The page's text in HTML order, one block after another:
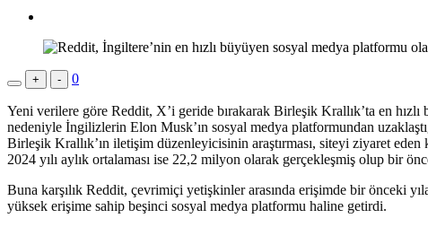
+ - 0
Yeni verilere göre Reddit, X’i geride bırakarak Birleşik Krallık’ta en
nedeniyle İngilizlerin Elon Musk’ın sosyal medya platformundan
Birleşik Krallık’ın iletişim düzenleyicisinin araştırması, siteyi ziyaret
2024 yılı aylık ortalaması ise 22,2 milyon olarak gerçekleşmiş olup bir
Buna karşılık Reddit, çevrimiçi yetişkinler arasında erişimde bir önceki
yüksek erişime sahip beşinci sosyal medya platformu haline getirdi.